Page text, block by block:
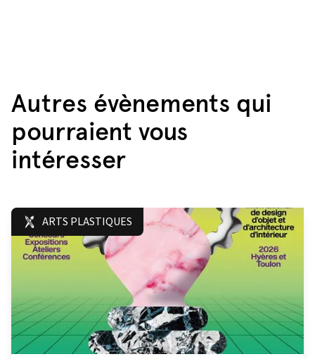
Autres évènements qui
pourraient vous
intéresser
ARTS PLASTIQUES